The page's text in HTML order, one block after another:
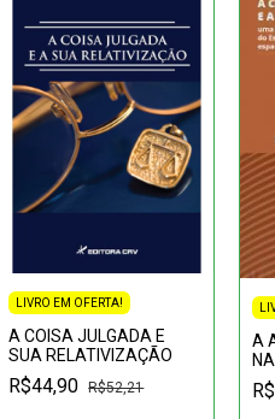
LIVRO EM OFERTA!
A COISA JULGADA E
SUA RELATIVIZAÇÃO
R$44,90 R$52,21
A